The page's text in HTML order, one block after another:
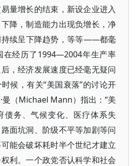
量增长的结束，新设企业进入
降，制造能力出现负增长，净
持续呈下降趋势，等等——都毫
在经历了1994—2004年生产率
，经济发展速度已经毫无疑问
候，有关“美国衰落”的讨论开
曼（Michael Mann）指出：“美
债务、气候变化、医疗体系失
面坑洞、阶级不平等加剧等问
能会破坏耗时半个世纪才建立
利。一个政党否认科学和社会